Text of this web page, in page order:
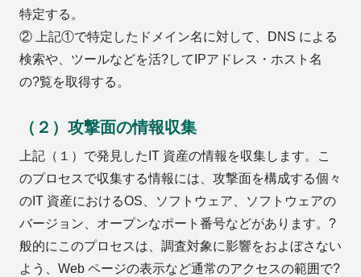
特定する。
② 上記①で特定したドメイン名に対して、DNS による
検索や、ツールなどを活?してIPアドレス・ホスト名
の?覧を取得する。
（２）攻撃面の情報収集
上記（１）で発見したIT 資産の情報を収集します。こ
のプロセスで収集する情報には、攻撃面を構成する個々
のIT 資産におけるOS、ソフトウェア、ソフトウェアの
バージョン、オープンなポート番号などがあります。?
般的にこのプロセスは、調査対象に影響をおよぼさない
よう、Web ページの表示など通常のアクセスの範囲で?